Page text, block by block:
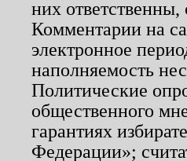
них ответственны,
Комментарии на
электронное
наполняемость
Политические
общественного
гарантиях
Федерации»;